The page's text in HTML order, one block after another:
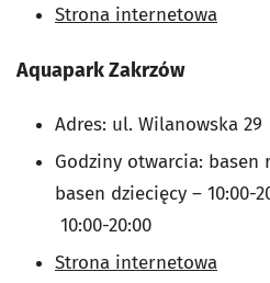
Strona internetowa
Aquapark Zakrzów
Adres: ul. Wilanowska 29
Godziny otwarcia: basen
basen dziecięcy – 10:00-
10:00-20:00
Strona internetowa